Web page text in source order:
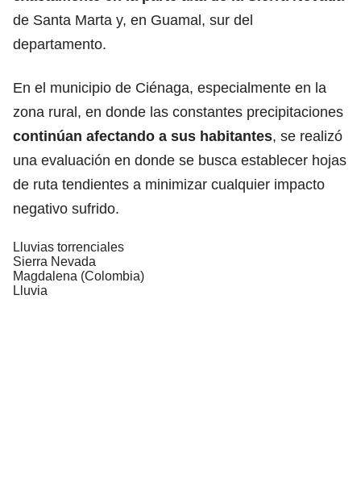
de Santa Marta y, en Guamal, sur del
departamento.
En el municipio de Ciénaga, especialmente en la
zona rural, en donde las constantes precipitaciones
continúan afectando a sus habitantes, se realizó
una evaluación en donde se busca establecer hojas
de ruta tendientes a minimizar cualquier impacto
negativo sufrido.
Lluvias torrenciales
Sierra Nevada
Magdalena (Colombia)
Lluvia